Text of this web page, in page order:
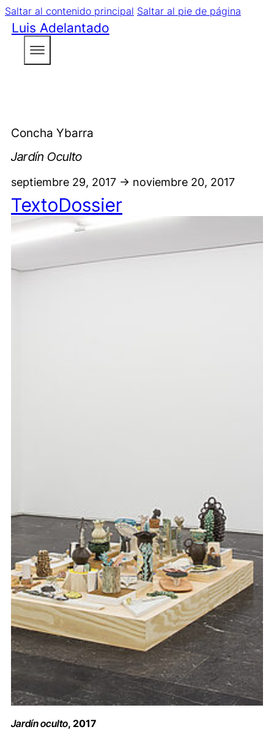
Saltar al contenido principal Saltar al pie de página
Luis Adelantado
Concha Ybarra
Jardín Oculto
septiembre 29, 2017 -> noviembre 20, 2017
TextoDossier
Jardín oculto, 2017